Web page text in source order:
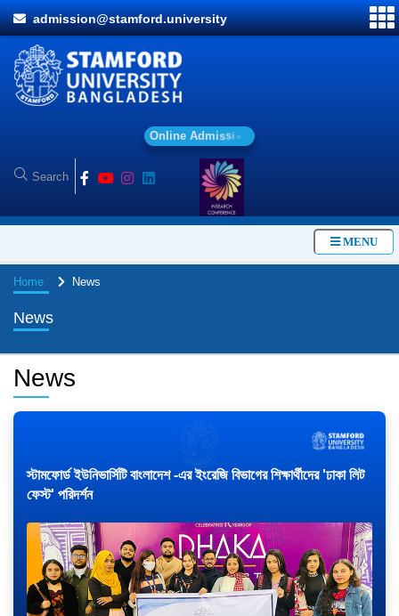
admission@stamford.university
Onl ine Ad missio
MENU
Home News
News
News
স্টামফোর্ড ইউনিভার্সিটি বাংলাদেশ -এর ইংরেজি বিভাগের শিক্ষার্থীদের 'ঢাকা লিট
ফেস্ট' পরিদর্শন